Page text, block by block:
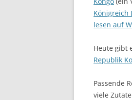
Königreich
lesen auf
Heute gibt
Republik
Passende
viele